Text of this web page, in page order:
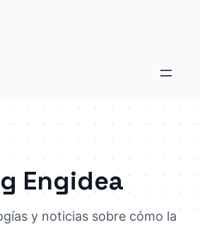
Engidea
y noticias sobre cómo la